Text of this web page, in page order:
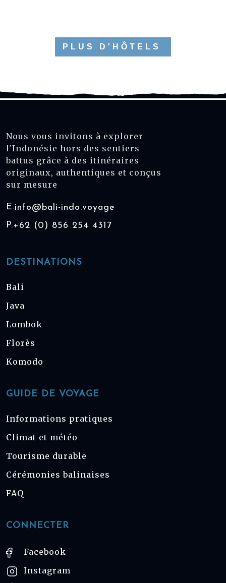
PLUS D'HÔTELS
Nous vous invitons à explorer
l'Indonésie hors des sentiers
battus grâce à des itinéraires
originaux, authentiques et conçus
sur mesure
E.info@bali-indo.voyage
P.+62 (0) 856 254 4317
DESTINATIONS
Bali
Java
Lombok
Florès
Komodo
GUIDE DE VOYAGE
Informations pratiques
Climat et météo
Tourisme durable
Cérémonies balinaises
FAQ
CONNECTER
Facebook
Instagram